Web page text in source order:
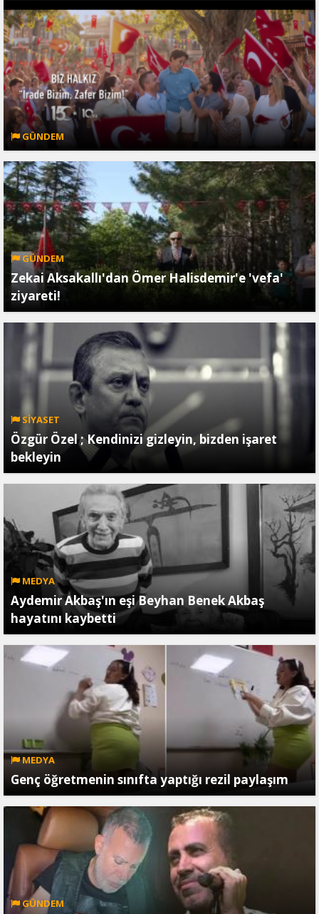
GÜNDEM
GÜNDEM
Zekai Aksakallı'dan Ömer Halisdemir'e 'vefa'
ziyareti!
SİYASET
Özgür Özel ; Kendinizi gizleyin, bizden işaret
bekleyin
MEDYA
Aydemir Akbaş'ın eşi Beyhan Benek Akbaş
hayatını kaybetti
MEDYA
Genç öğretmenin sınıfta yaptığı rezil paylaşım
GÜNDEM